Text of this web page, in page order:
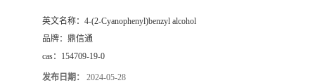
英文名称： 4-(2-Cyanophenyl)benzyl alcohol
品牌： 鼎信通
cas： 154709-19-0
发布日期： 2024-05-28